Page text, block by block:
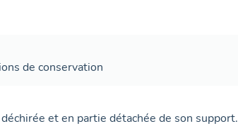
de conservation
et en partie détachée de son support.